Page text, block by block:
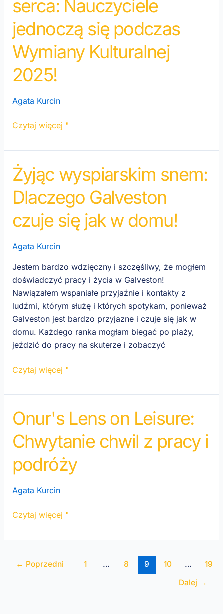
serca: Nauczyciele
jednoczą się podczas
Wymiany Kulturalnej
2025!
Agata Kurcin
radosne
serca:
Nauczyciele
jednoczą
się
podczas
Wymiany
2025!
Czytaj więcej "
Żyjąc wyspiarskim snem:
Dlaczego Galveston
czuje się jak w domu!
Agata Kurcin
Jestem bardzo wdzięczny i szczęśliwy, że mogłem
doświadczyć pracy i życia w Galveston!
Nawiązałem wspaniałe przyjaźnie i kontakty z
ludźmi, którym służę i których spotykam, ponieważ
Galveston jest bardzo przyjazne i czuje się jak w
domu. Każdego ranka mogłam biegać po plaży,
jeździć do pracy na skuterze i zobaczyć
Żyjąc
wyspiarskim
snem:
Dlaczego
Galveston
się
w
domu!
Czytaj więcej "
Onur's Lens on Leisure:
Chwytanie chwil z pracy i
podróży
Agata Kurcin
Onur's
Lens
on
Uchwyć
momenty
pracy
podróży
Czytaj więcej "
← Poprzedni 1 … 8 9 10 …
19
Dalej →